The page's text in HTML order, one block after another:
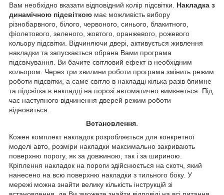
Вам необхідно вказати відповідний колір підсвітки. Накладка з
динамічною підсвіткою має можливість вибору
різнобарвного, білого, червоного, синього, блакитного,
фіолетового, зеленого, жовтого, оранжевого, рожевого
кольору підсвітки. Відчиняючи двері, активується живлення
накладки та запускається обрана Вами програма
підсвічування. Ви бачите світловий ефект із необхідним
кольором. Через три хвилини роботи програма змінить режим
роботи підсвітки, а саме світло в накладці кілька разів блимне
та підсвітка в накладці на порозі автоматично вимкнеться. Під
час наступного відчинення дверей режим роботи
відновиться.
Встановлення
Кожен комплект накладок розробляється для конкретної
моделі авто, розміри накладки максимально закривають
поверхню порогу, як за довжиною, так і за шириною.
Кріплення накладок на пороги здійснюється на скотч, який
нанесено на всю поверхню накладки з тильного боку. У
мережі можна знайти велику кількість інструкцій зі